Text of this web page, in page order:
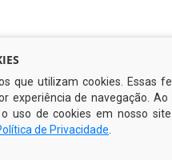
que utilizam cookies. Essas
experiência de navegação. Ao
uso de cookies em nosso
de Privacidade